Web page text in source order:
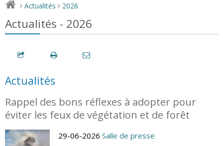
> Actualités > 2026
Actualités - 2026
Actualités
Rappel des bons réflexes à adopter pour
éviter les feux de végétation et de forêt
29-06-2026 Salle de presse